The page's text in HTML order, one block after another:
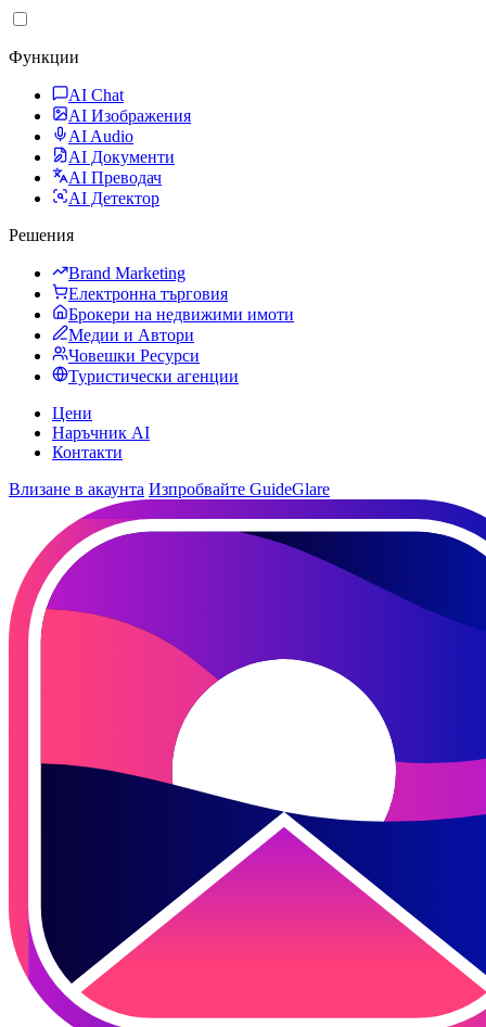
Функции
AI Chat
AI Изображения
AI Audio
AI Документи
AI Преводач
AI Детектор
Решения
Brand Marketing
Електронна търговия
Брокери на недвижими имоти
Медии и Автори
Човешки Ресурси
Туристически агенции
Цени
Наръчник AI
Контакти
Влизане в акаунта Изпробвайте GuideGlare